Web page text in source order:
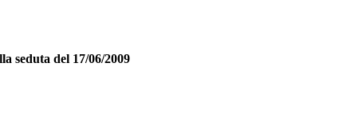
seduta del 17/06/2009